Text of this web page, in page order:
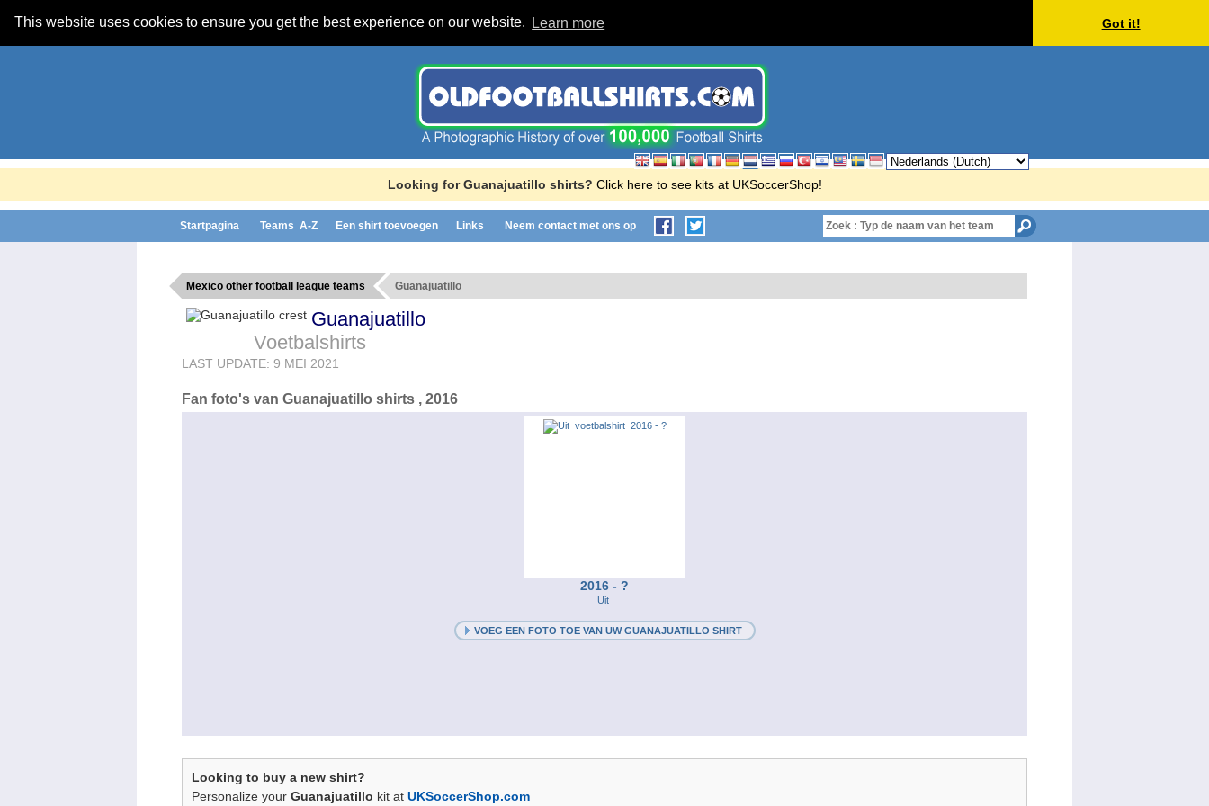
This website uses cookies to ensure you get the best experience on our website. Learn more Got it!
Looking for Guanajuatillo shirts? Click here to see kits at UKSoccerShop!
Startpagina Teams A-Z Een shirt toevoegen Links Neem contact met ons op
Mexico other football league teams Guanajuatillo
Guanajuatillo
Voetbalshirts
LAST UPDATE: 9 MEI 2021
Fan foto's van Guanajuatillo shirts , 2016
2016 - ?
Uit
VOEG EEN FOTO TOE VAN UW GUANAJUATILLO SHIRT
Looking to buy a new shirt?
Personalize your Guanajuatillo kit at UKSoccerShop.com